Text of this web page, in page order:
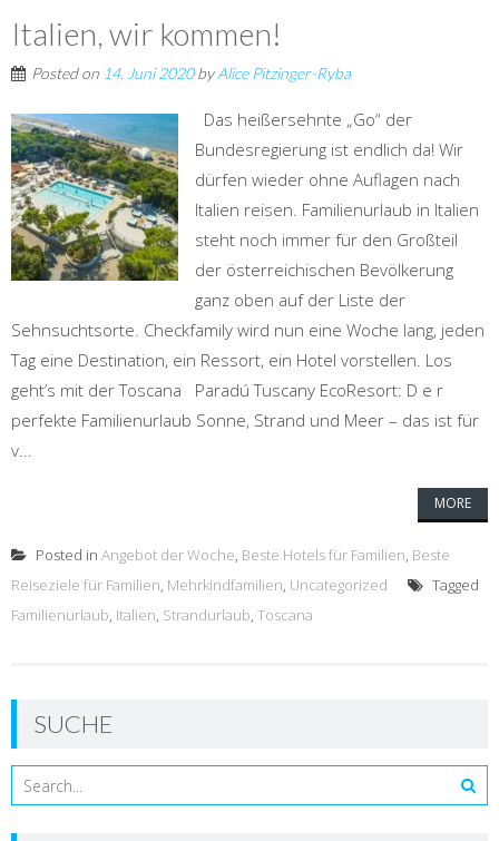
Italien, wir kommen!
Posted on 14. Juni 2020byAlice Pitzinger-Ryba
Das heißersehnte „Go“ der
Bundesregierung ist endlich da! Wir
dürfen wieder ohne Auflagen nach
Italien reisen. Familienurlaub in Italien
steht noch immer für den Großteil
der österreichischen Bevölkerung
ganz oben auf der Liste der
Sehnsuchtsorte. Checkfamily wird nun eine Woche lang, jeden
Tag eine Destination, ein Ressort, ein Hotel vorstellen. Los
geht’s mit der Toscana Paradú Tuscany EcoResort: D e r
perfekte Familienurlaub Sonne, Strand und Meer – das ist für
v...
MORE
Posted in Angebot der Woche, Beste Hotels für Familien, Beste
Reiseziele für Familien, Mehrkindfamilien, Uncategorized
Tagged
Familienurlaub, Italien, Strandurlaub, Toscana
SUCHE